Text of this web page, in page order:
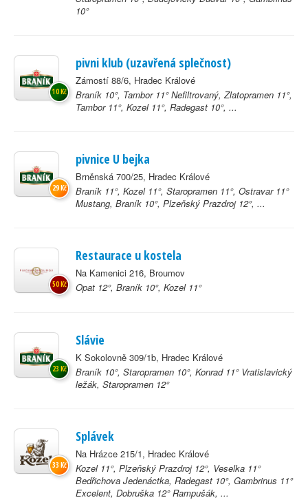
10°
pivni klub (uzavřená splečnost)
Zámostí 88/6, Hradec Králové
Braník 10°, Tambor 11° Nefiltrovaný, Zlatopramen 11°,
Tambor 11°, Kozel 11°, Radegast 10°, ...
10 Kč
pivnice U bejka
Brněnská 700/25, Hradec Králové
Braník 11°, Kozel 11°, Staropramen 11°, Ostravar 11°
Mustang, Braník 10°, Plzeňský Prazdroj 12°, ...
29 Kč
Restaurace u kostela
Na Kamenici 216, Broumov
Opat 12°, Braník 10°, Kozel 11°
50 Kč
Slávie
K Sokolovně 309/1b, Hradec Králové
Braník 10°, Staropramen 10°, Konrad 11° Vratislavický
ležák, Staropramen 12°
23 Kč
Splávek
Na Hrázce 215/1, Hradec Králové
Kozel 11°, Plzeňský Prazdroj 12°, Veselka 11°
Bedřichova Jedenáctka, Radegast 10°, Gambrinus 11°
Excelent, Dobruška 12° Rampušák, ...
33 Kč